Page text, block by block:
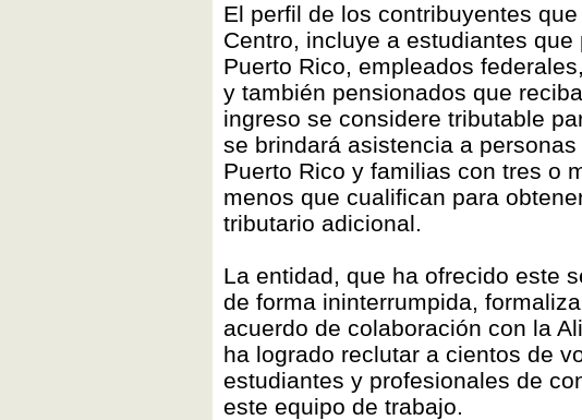
El perfil de los contribuyentes
Centro, incluye a estudiantes
Puerto Rico, empleados
y también pensionados que
ingreso se considere tributable
se brindará asistencia a
Puerto Rico y familias con tres o
menos que cualifican para
tributario adicional.
La entidad, que ha ofrecido este
de forma ininterrumpida,
acuerdo de colaboración con la
ha logrado reclutar a cientos de
estudiantes y profesionales de
este equipo de trabajo.